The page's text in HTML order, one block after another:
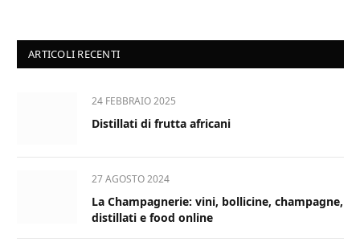
ARTICOLI RECENTI
24 FEBBRAIO 2025
Distillati di frutta africani
27 AGOSTO 2024
La Champagnerie: vini, bollicine, champagne,
distillati e food online